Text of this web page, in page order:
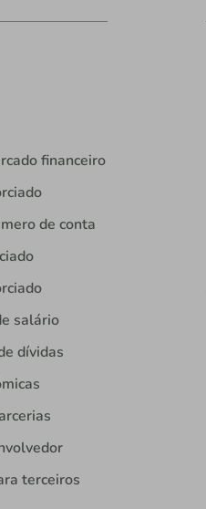
financeiro
de conta
salário
dívidas
terceiros